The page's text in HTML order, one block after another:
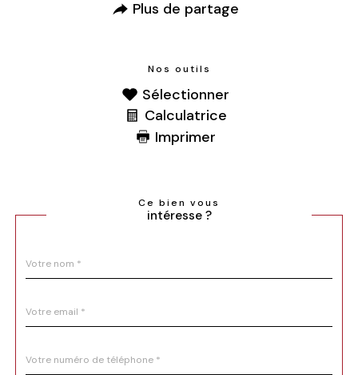
Plus de partage
Nos outils
Sélectionner
Calculatrice
Imprimer
Ce bien vous
intéresse ?
par
*
*
*